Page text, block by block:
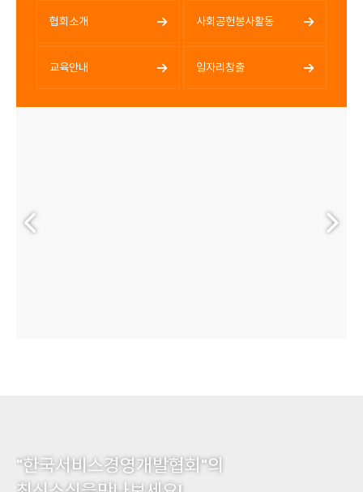
협회소개 사회공헌봉사활동
교육안내 일자리창출
"한국서비스경영개발협회"의